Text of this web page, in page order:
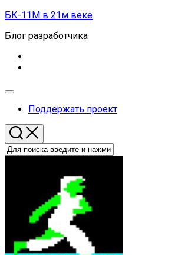
Перейти
содержанию
БК-11М в 21м веке
Блог разработчика
Развернуть
Поддержать проект